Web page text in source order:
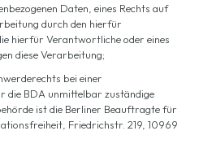
Daten, eines Rechts auf
durch den hierfür
hierfür Verantwortliche oder eines
diese Verarbeitung;
bei einer
die BDA unmittelbar zuständige
ist die Berliner Beauftragte für
Friedrichstr. 219, 10969